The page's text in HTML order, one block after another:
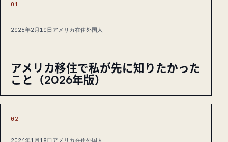
01
2026年2月10日 アメリカ在住外国人
アメリカ移住で私が先に知りたかった
こと（2026年版）
02
2024年1月18日 アメリカ在住外国人